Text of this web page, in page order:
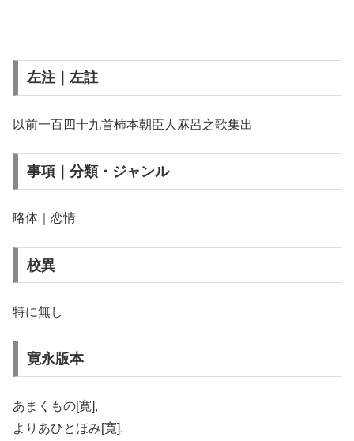
左注｜左註
以前一百四十九首柿本朝臣人麻呂之歌集出
事項｜分類・ジャンル
略体｜恋情
校異
特に無し
寛永版本
あまくもの[寛],
よりあひとほみ[寛],